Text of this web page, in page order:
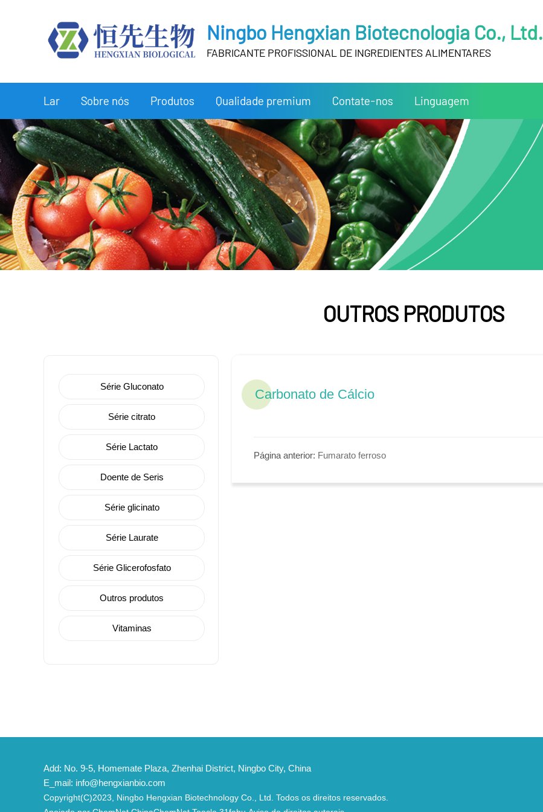
Ningbo Hengxian Biotecnologia Co., Ltd.
FABRICANTE PROFISSIONAL DE INGREDIENTES ALIMENTARES
Lar Sobre nós Produtos Qualidade premium Contate-nos Linguagem
OUTROS PRODUTOS
Série Gluconato
Série citrato
Série Lactato
Doente de Seris
Série glicinato
Série Laurate
Série Glicerofosfato
Outros produtos
Vitaminas
Carbonato de Cálcio
Página anterior: Fumarato ferroso
Add: No. 9-5, Homemate Plaza, Zhenhai District, Ningbo City, China
E_mail: info@hengxianbio.com
Copyright(C)2023, Ningbo Hengxian Biotechnology Co., Ltd. Todos os direitos reservados.